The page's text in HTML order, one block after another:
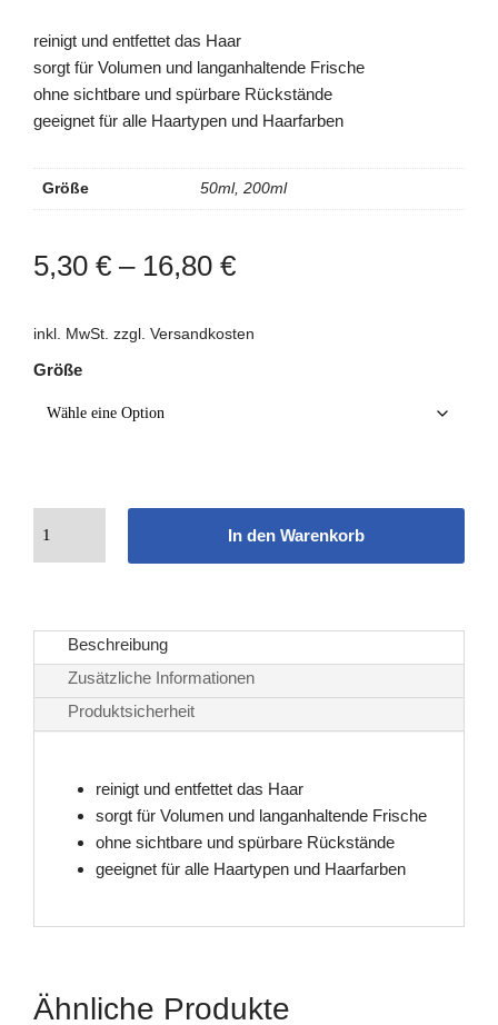
reinigt und entfettet das Haar
sorgt für Volumen und langanhaltende Frische
ohne sichtbare und spürbare Rückstände
geeignet für alle Haartypen und Haarfarben
Größe 50ml, 200ml
5,30 € – 16,80 €
inkl. MwSt. zzgl. Versandkosten
Größe
In den Warenkorb
Beschreibung
Zusätzliche Informationen
Produktsicherheit
reinigt und entfettet das Haar
sorgt für Volumen und langanhaltende Frische
ohne sichtbare und spürbare Rückstände
geeignet für alle Haartypen und Haarfarben
Ähnliche Produkte